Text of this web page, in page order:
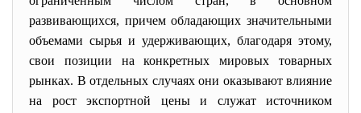
развивающихся, причем обладающих значительными
объемами сырья и удерживающих, благодаря этому,
свои позиции на конкретных мировых товарных
рынках. В отдельных случаях они оказывают влияние
на рост экспортной цены и служат источником